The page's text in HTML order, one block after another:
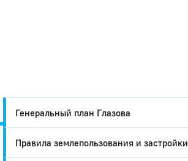
Генеральный план Глазова
Правила землепользования и застройки